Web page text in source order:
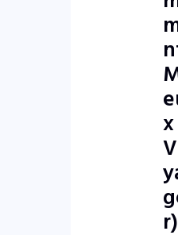
x
r)